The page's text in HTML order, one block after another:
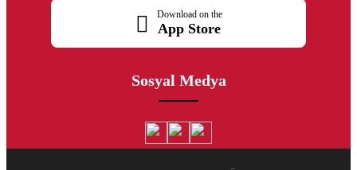
Download on the
App Store
Sosyal Medya